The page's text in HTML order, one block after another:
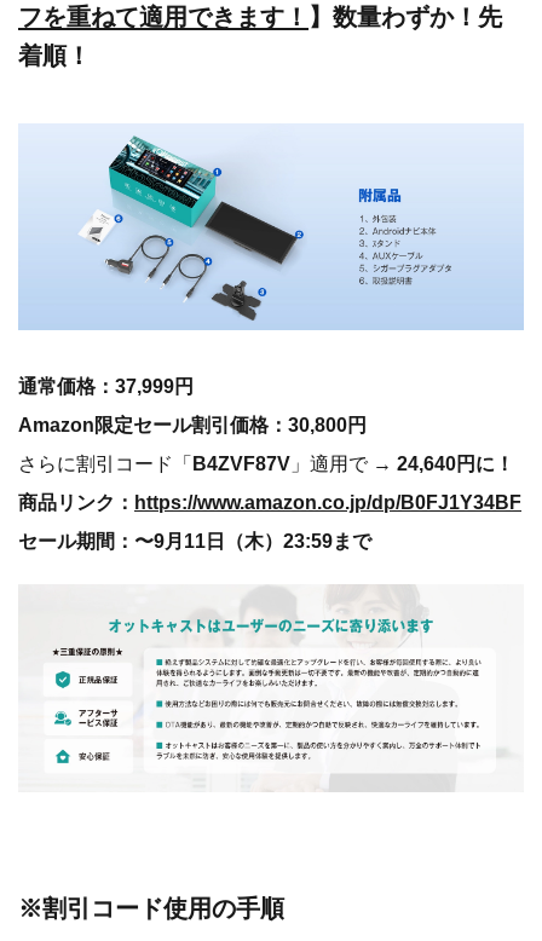
フを重ねて適用できます！ 】数量わずか！先
着順！
通常価格：37,999円
Amazon限定セール割引価格：30,800円
さらに割引コード「B4ZVF87V 」適用で → 24,640円に！
商品リンク： https://www.amazon.co.jp/dp/B0FJ1Y34BF
セール期間：〜9月11日（木）23:59まで
※割引コード使用の手順